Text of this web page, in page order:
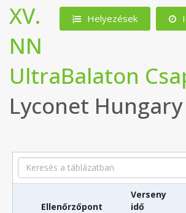
Helyezések
XV.
NN
UltraBalaton
Lyconet Hungary
Search
Ellenőrzőpont
Verseny
idő